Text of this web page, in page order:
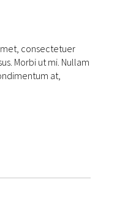
consectetuer
Morbi ut mi. Nullam
at,